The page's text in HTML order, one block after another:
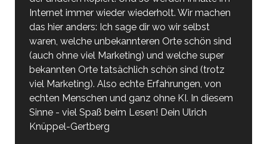
Internet immer wieder wiederholt. Wir machen
das hier anders: Ich sage dir wo wir selbst
waren, welche unbekannteren Orte schön sind
(auch ohne viel Marketing) und welche super
bekannten Orte tatsächlich schön sind (trotz
viel Marketing). Also echte Erfahrungen, von
echten Menschen und ganz ohne KI. In diesem
Sinne - viel Spaß beim Lesen! Dein Ulrich
Knüppel-Gertberg